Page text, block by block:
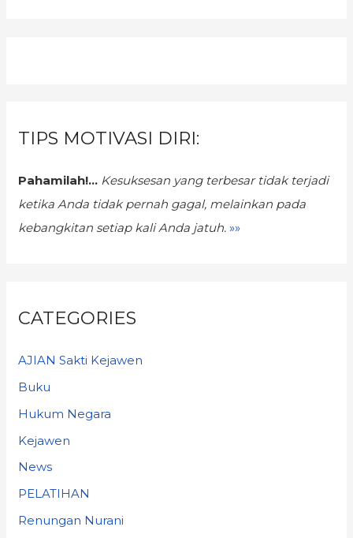
TIPS MOTIVASI DIRI:
Pahamilah!... Kesuksesan yang terbesar tidak terjadi
ketika Anda tidak pernah gagal, melainkan pada
kebangkitan setiap kali Anda jatuh. »»
CATEGORIES
AJIAN Sakti Kejawen
Buku
Hukum Negara
Kejawen
News
PELATIHAN
Renungan Nurani